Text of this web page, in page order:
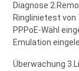
Diagnose
Ringlinietest von
PPPoE-Wähl
Emulation
Überwachung